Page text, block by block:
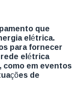
que
elétrica.
para fornecer
elétrica
em eventos
de